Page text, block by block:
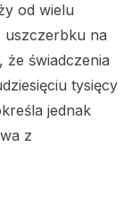
od wielu
na
że świadczenia
tysięcy
jednak
z